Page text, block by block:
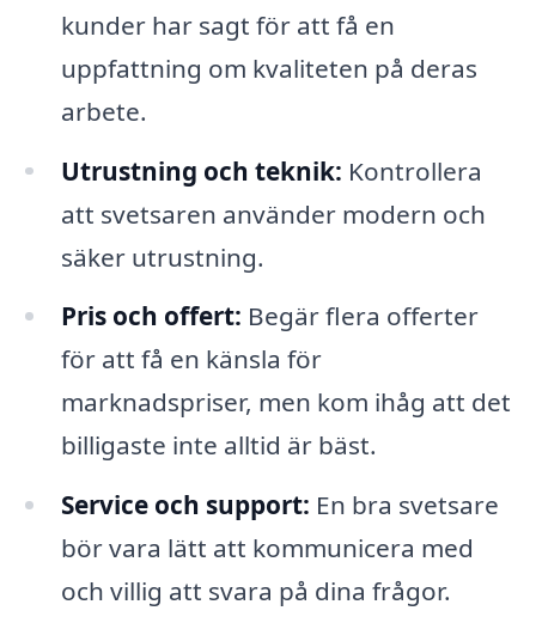
kunder har sagt för att få en
uppfattning om kvaliteten på deras
arbete.
Utrustning och teknik: Kontrollera
att svetsaren använder modern och
säker utrustning.
Pris och offert: Begär flera offerter
för att få en känsla för
marknadspriser, men kom ihåg att det
billigaste inte alltid är bäst.
Service och support: En bra svetsare
bör vara lätt att kommunicera med
och villig att svara på dina frågor.